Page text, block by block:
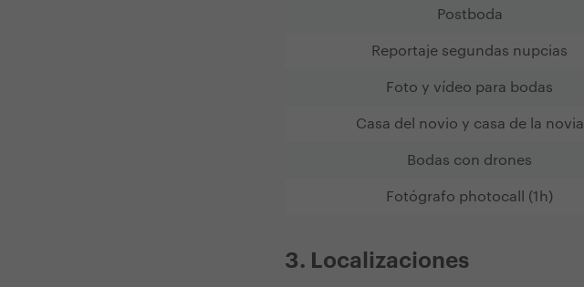
Postboda
Reportaje segundas nupcias
Foto y vídeo para bodas
Casa del novio y casa de la novia
Bodas con drones
Fotógrafo photocall (1h)
3. Localizaciones